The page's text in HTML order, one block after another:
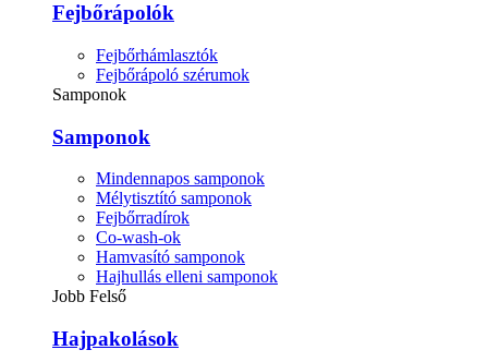
Fejbőrápolók
Fejbőrhámlasztók
Fejbőrápoló szérumok
Samponok
Samponok
Mindennapos samponok
Mélytisztító samponok
Fejbőrradírok
Co-wash-ok
Hamvasító samponok
Hajhullás elleni samponok
Jobb Felső
Hajpakolások